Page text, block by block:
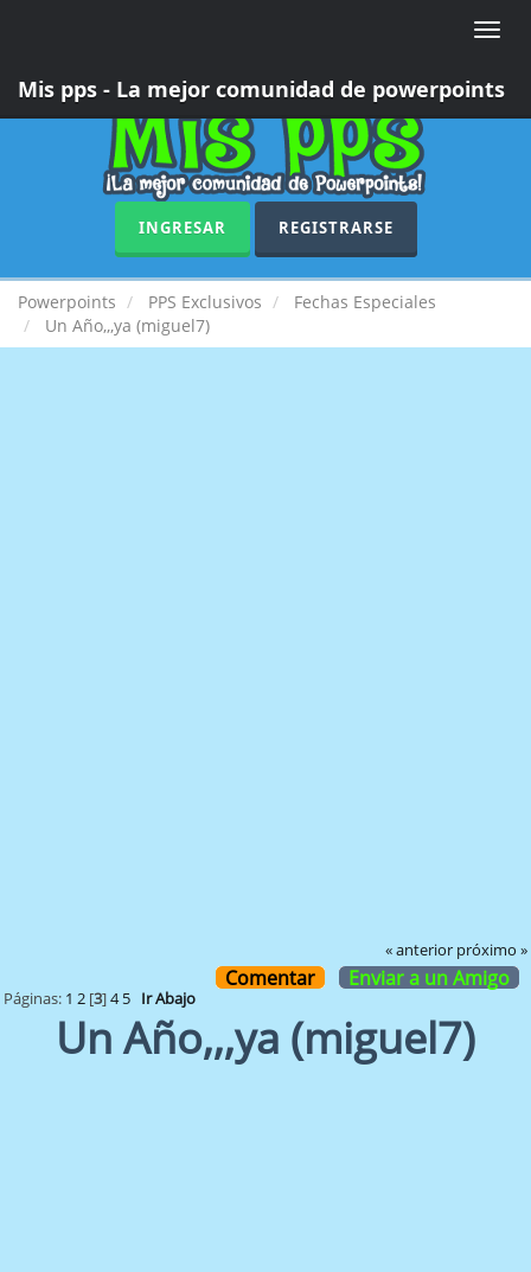
Toggle
Mis pps - La mejor comunidad de powerpoints
INGRESAR REGISTRARSE
Powerpoints PPS Exclusivos
Fechas Especiales
Un Año,,,ya (miguel7)
« anterior próximo »
Comentar Enviar a un Amigo
Páginas: 1 2[3]4 5 Ir Abajo
Un Año,,,ya (miguel7)